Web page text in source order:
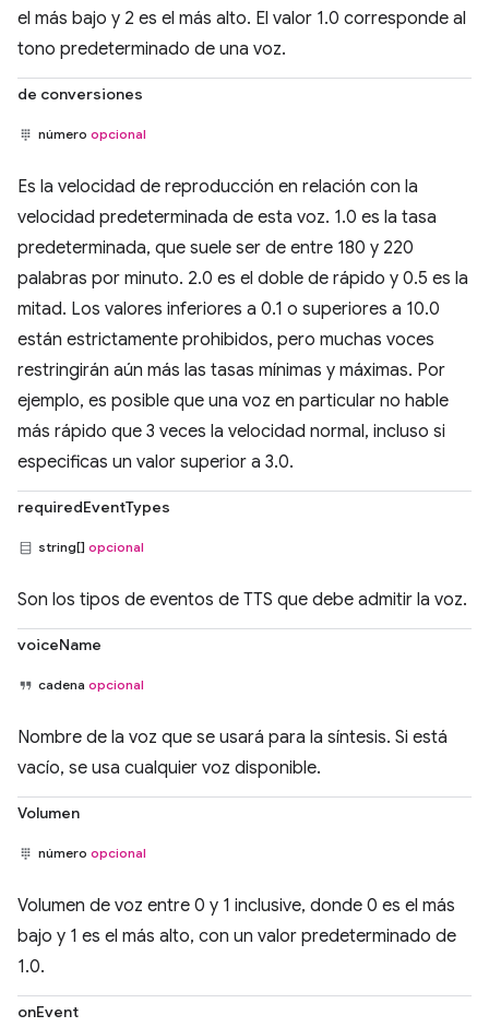
el más bajo y 2 es el más alto. El valor 1.0 corresponde al
tono predeterminado de una voz.
de conversiones
número opcional
Es la velocidad de reproducción en relación con la
velocidad predeterminada de esta voz. 1.0 es la tasa
predeterminada, que suele ser de entre 180 y 220
palabras por minuto. 2.0 es el doble de rápido y 0.5 es la
mitad. Los valores inferiores a 0.1 o superiores a 10.0
están estrictamente prohibidos, pero muchas voces
restringirán aún más las tasas mínimas y máximas. Por
ejemplo, es posible que una voz en particular no hable
más rápido que 3 veces la velocidad normal, incluso si
especificas un valor superior a 3.0.
requiredEventTypes
string[] opcional
Son los tipos de eventos de TTS que debe admitir la voz.
voiceName
cadena opcional
Nombre de la voz que se usará para la síntesis. Si está
vacío, se usa cualquier voz disponible.
Volumen
número opcional
Volumen de voz entre 0 y 1 inclusive, donde 0 es el más
bajo y 1 es el más alto, con un valor predeterminado de
1.0.
onEvent